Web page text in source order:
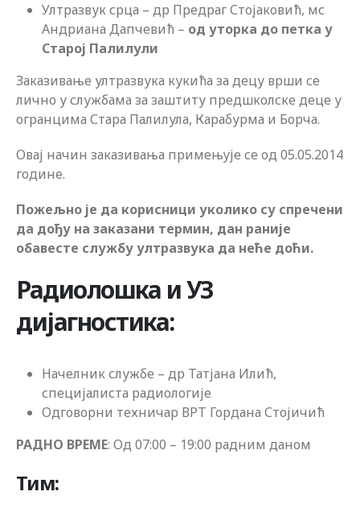
Ултразвук срца – др Предраг Стојаковић, мс
Андриана Дапчевић – од уторка до петка у
Старој Палилули
Заказивање ултразвука кукића за децу врши се
лично у службама за заштиту предшколске деце у
огранцима Стара Палилула, Карабурма и Борча.
Овај начин заказивања примењује се од 05.05.2014
године.
Пожељно је да корисници уколико су спречени
да дођу на заказани термин, дан раније
обавесте службу ултразвука да неће доћи.
Радиолошка и УЗ
дијагностика:
Начелник службе – др Татјана Илић,
специјалиста радиологије
Одговорни техничар ВРТ Гордана Стојичић
РАДНО ВРЕМЕ: Од 07:00 – 19:00 радним даном
Тим: